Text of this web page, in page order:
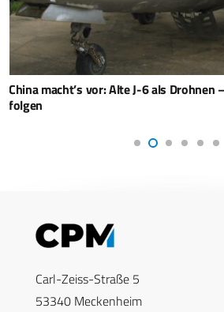
Rafael: Erste Tamir-Abfangraketen an
ausgeliefert
Carl-Zeiss-Straße 5
53340 Meckenheim